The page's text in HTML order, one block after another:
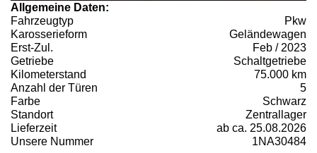
Allgemeine Daten:
Fahrzeugtyp
Pkw
Karosserieform
Geländewagen
Erst-Zul.
Feb / 2023
Getriebe
Schaltgetriebe
Kilometerstand
75.000 km
Anzahl der Türen
5
Farbe
Schwarz
Standort
Zentrallager
Lieferzeit
ab ca. 25.08.2026
Unsere Nummer
1NA30484